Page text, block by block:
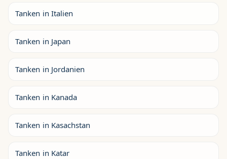
Tanken in Italien
Tanken in Japan
Tanken in Jordanien
Tanken in Kanada
Tanken in Kasachstan
Tanken in Katar